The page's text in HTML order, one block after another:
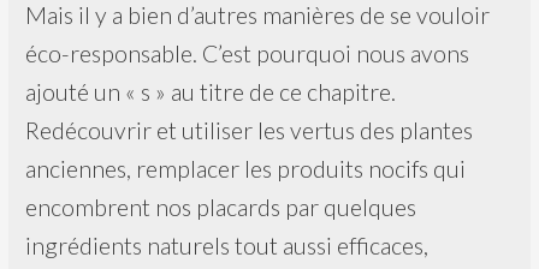
Mais il y a bien d’autres manières de se vouloir
éco-responsable. C’est pourquoi nous avons
ajouté un « s » au titre de ce chapitre.
Redécouvrir et utiliser les vertus des plantes
anciennes, remplacer les produits nocifs qui
encombrent nos placards par quelques
ingrédients naturels tout aussi efficaces,